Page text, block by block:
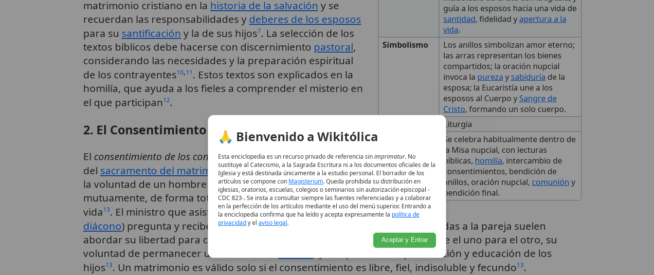
guía a los esposos hacia una vida de
santidad, fidelidad yapertura a la
vida.
Simbolismo
Los anillos simbolizan amor eterno;
las arras representan los bienes
compartidos; la oración nupcial
invoca la pureza y sabiduría de la
esposa; la Eucaristía une a los
esposos al Cuerpo y Sangre de
Cristo, formando un solo cuerpo.
Liturgia
Se celebra habitualmente dentro de
la Misa nupcial, con lecturas
bíblicas, homilía, intercambio de
consentimientos, bendición de
anillos, oración nupcial, comunión y
bendición final.
matrimonio cristiano en la historia de la salvación y se
recuerdan las responsabilidades y deberes de los esposos
para su santificación y la de sus hijos7. La selección de los
textos bíblicos debe hacerse con discernimiento pastoral,
considerando las necesidades y la preparación espiritual
de los contrayentes10,11. Estos textos son explicados en la
homilía, que ayuda a los fieles a comprender el misterio en
el que participan12.
2. El Consentimiento Matrimonial
El consentimiento de los contrayenteses el momento central
del sacramento del matrimonio7,8. Es la libre expresión de
la voluntad de un hombre y una mujer de entregarse
mutuamente, de forma total y exclusiva, para toda la
vida13. El ministro que asiste al matrimonio (sacerdoteo
diácono) pregunta y recibe este consentimiento
. Las preguntas formuladas a la pareja suelen
abordar su libertad para contraer matrimonio, su intención de vivir fielmente el uno para el otro, su
voluntad de permanecer unidos hasta la
, y su apertura a la procreación y educación de los
hijos13. Un matrimonio es válido solo si el consentimiento es libre, fiel, indisoluble y fecundo13.
🙏 Bienvenido a Wikitólica
Esta enciclopedia es un recurso privado de referencia sinimprimatur. No
sustituye al Catecismo, a la Sagrada Escritura ni a los documentos oficiales de la
Iglesia y está destinada únicamente a la estudio personal. El borrador de los
artículos se compone con Magisterium. Queda prohibida su distribución en
iglesias, oratorios, escuelas, colegios o seminarios sin autorización episcopal -
CDC 823-. Se insta a consultar siempre las fuentes referenciadas y a colaborar
en la perfección de los artículos mediante el uso del menú superior. Entrando a
la enciclopedia confirma que ha leído y acepta expresamente la política de
privacidady el aviso legal.
Aceptar y Entrar